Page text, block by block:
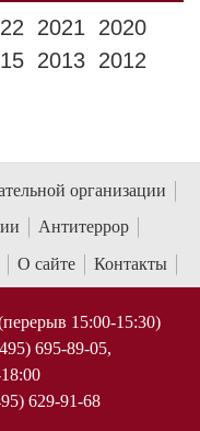
2021
2020
2013 2012
организации
Антитеррор
О сайте Контакты
15:00-15:30)
695-89-05,
629-91-68